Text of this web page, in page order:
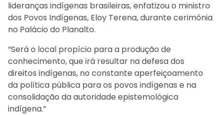
lideranças indígenas brasileiras, enfatizou o ministro
dos Povos Indígenas, Eloy Terena, durante cerimônia
no Palácio do Planalto.
“Será o local propício para a produção de
conhecimento, que irá resultar na defesa dos
direitos indígenas, no constante aperfeiçoamento
da política pública para os povos indígenas e na
consolidação da autoridade epistemológica
indígena.”